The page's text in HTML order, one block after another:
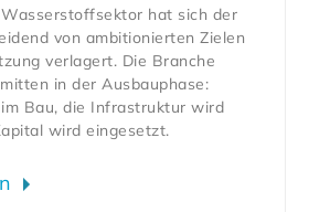
hat sich der
von ambitionierten Zielen
verlagert. Die Branche
in der Ausbauphase:
Bau, die Infrastruktur wird
wird eingesetzt.